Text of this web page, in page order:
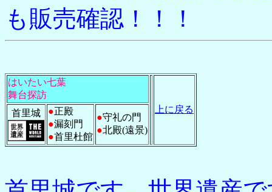
も販売確認！！！
はいたい七葉
舞台探訪
上に戻る
首里城 ●正殿
●漏刻門
●首里杜館
●守礼の門
●北殿(遠景)